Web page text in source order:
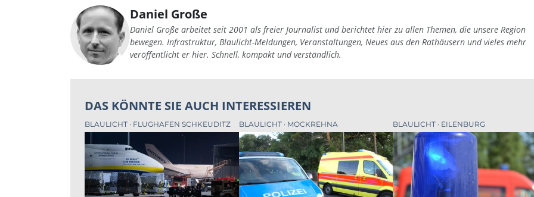
Daniel Große
Daniel Große arbeitet seit 2001 als freier Journalist und berichtet hier zu allen Themen, die unsere Region
bewegen. Infrastruktur, Blaulicht-Meldungen, Veranstaltungen, Neues aus den Rathäusern und vieles mehr
veröffentlicht er hier. Schnell, kompakt und verständlich.
DAS KÖNNTE SIE AUCH INTERESSIEREN
BLAULICHT FLUGHAFEN SCHKEUDITZ BLAULICHT MOCKREHNA BLAULICHT EILENBURG